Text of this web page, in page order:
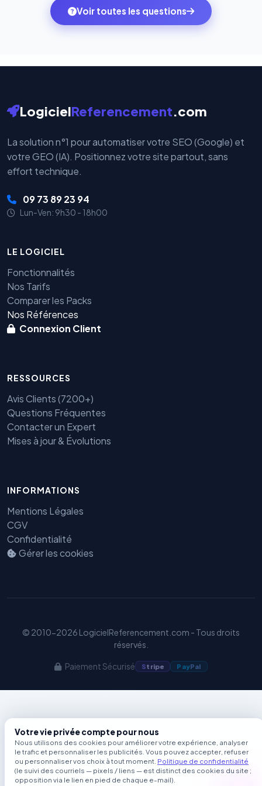
votre historique.
monde. Vos données bancaires ne transitent jamais
par nos serveurs — elles sont gérées directement et
Voir toutes les questions
LogicielReferencement.com
La solution n°1 pour automatiser votre SEO (Google) et
votre GEO (IA). Positionnez votre site partout, sans
effort technique.
09 73 89 23 94
Lun-Ven: 9h30 - 18h00
LE LOGICIEL
Fonctionnalités
Nos Tarifs
Comparer les Packs
Nos Références
Connexion Client
RESSOURCES
Avis Clients (7200+)
Questions Fréquentes
Contacter un Expert
Mises à jour & Évolutions
INFORMATIONS
Mentions Légales
CGV
Confidentialité
Gérer les cookies
© 2010-2026 LogicielReferencement.com - Tous droits
réservés.
Paiement Sécurisé Stripe PayPal
Votre vie privée compte pour nous
Nous utilisons des cookies pour améliorer votre expérience, analyser
le trafic et personnaliser les publicités. Vous pouvez accepter, refuser
ou personnaliser vos choix à tout moment. Politique de confidentialité
(le suivi des courriels — pixels / liens — est distinct des cookies du site ;
opposition via le lien en pied de chaque e-mail).